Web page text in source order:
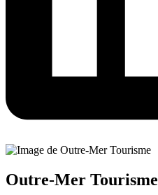
Outre-Mer Tourisme